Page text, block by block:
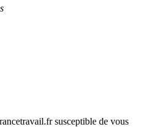
susceptible de vous